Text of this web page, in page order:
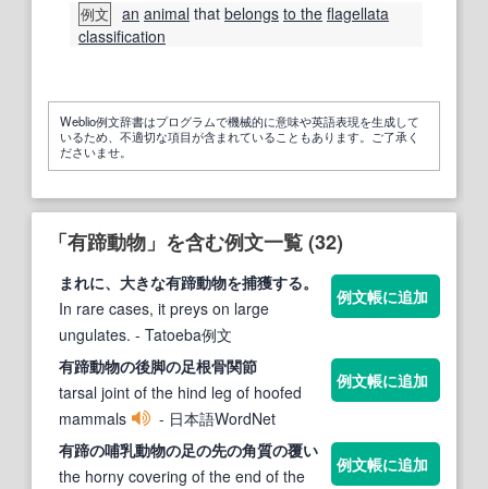
例文 an animal that belongs to the flagellata
classification
Weblio例文辞書はプログラムで機械的に意味や英語表現を生成して
いるため、不適切な項目が含まれていることもあります。ご了承く
ださいませ。
「有蹄動物」を含む例文一覧 (32)
まれに、大きな有蹄動物を捕獲する。
In rare cases, it preys on large
ungulates. - Tatoeba例文
例文帳に追加
有蹄動物の後脚の足根骨関節
tarsal joint of the hind leg of hoofed
mammals
- 日本語WordNet
例文帳に追加
有蹄の哺乳動物の足の先の角質の覆い
the horny covering of the end of the
例文帳に追加